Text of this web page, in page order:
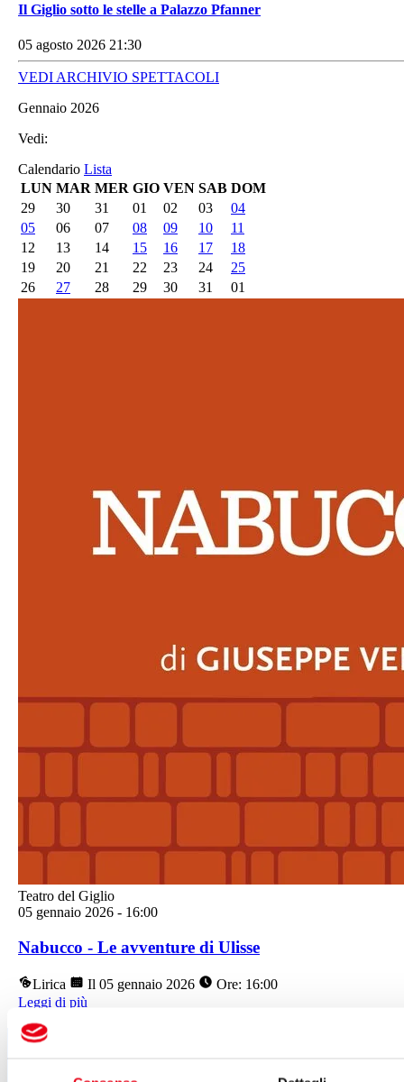
Il Giglio sotto le stelle a Palazzo Pfanner
05 agosto 2026 21:30
VEDI ARCHIVIO SPETTACOLI
Gennaio 2026
Vedi:
Calendario Lista
LUN MAR MER GIO VEN SAB DOM
29
30 31 01 02 03
04
05
06 07 08 09 10
11
12
13 14 15 16 17
18
19
20 21 22 23 24
25
26
27 28 29 30 31 01
Teatro del Giglio
05 gennaio 2026 - 16:00
Nabucco - Le avventure di Ulisse
Lirica Il 05 gennaio 2026
Ore: 16:00
Leggi di più
Segui tutte le novità